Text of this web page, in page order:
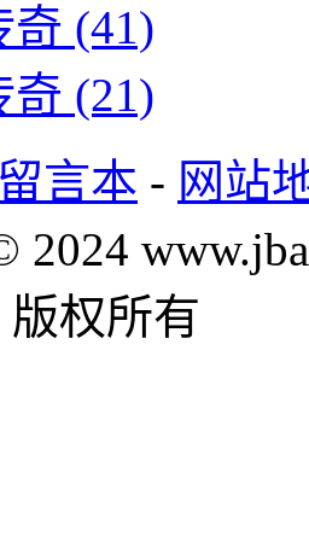
奇 (41)
奇 (21)
留言本 - 网站
2024
权所有